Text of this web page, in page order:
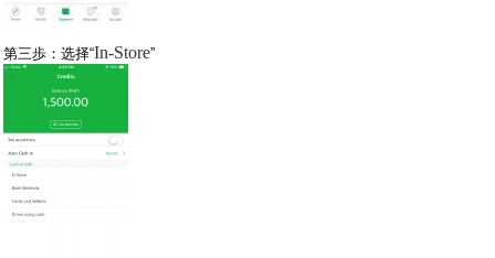
第三歩：选择“In-Store”